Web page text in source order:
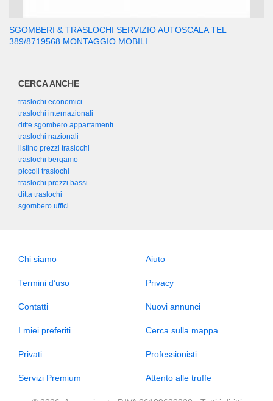
SGOMBERI & TRASLOCHI SERVIZIO AUTOSCALA TEL
389/8719568 MONTAGGIO MOBILI
CERCA ANCHE
traslochi economici
traslochi internazionali
ditte sgombero appartamenti
traslochi nazionali
listino prezzi traslochi
traslochi bergamo
piccoli traslochi
traslochi prezzi bassi
ditta traslochi
sgombero uffici
Chi siamo Aiuto
Termini d’uso Privacy
Contatti Nuovi annunci
I miei preferiti Cerca sulla mappa
Privati Professionisti
Servizi Premium Attento alle truffe